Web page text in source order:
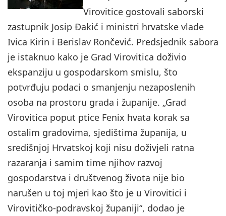
Virovitice gostovali saborski
zastupnik Josip Đakić i ministri hrvatske vlade
Ivica Kirin i Berislav Rončević. Predsjednik sabora
je istaknuo kako je Grad Virovitica doživio
ekspanziju u gospodarskom smislu, što
potvrđuju podaci o smanjenju nezaposlenih
osoba na prostoru grada i županije. „Grad
Virovitica poput ptice Fenix hvata korak sa
ostalim gradovima, sjedištima županija, u
središnjoj Hrvatskoj koji nisu doživjeli ratna
razaranja i samim time njihov razvoj
gospodarstva i društvenog života nije bio
narušen u toj mjeri kao što je u Virovitici i
Virovitičko-podravskoj županiji“, dodao je